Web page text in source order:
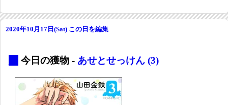
2020年10月17日(Sat) この日を編集
今日の獲物 - あせとせっけん (3)